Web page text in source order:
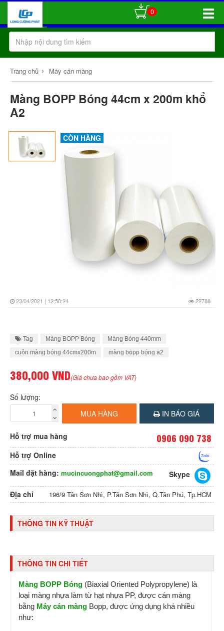
Toggle
0
Trang chủ › Máy cán màng
Màng BOPP Bóng 44cm x 200m khổ
A2
CÒN HÀNG
23/04/2021 | 12:50:24 22788
Tag Màng BOPP Bóng
Màng Bóng 440mm
cuộn màng bóng 44cmx200m
màng bopp bóng a2
380,000 VND(Giá chưa bao gồm VAT)
Số lượng:
MUA HÀNG
IN BÁO GIÁ
Hỗ trợ mua hàng 0906 090 738
Hỗ trợ Online
Mail đặt hàng: mucincuongphat@gmail.com
Skype
Địa chỉ
196/9 Tân Sơn Nhì, P.Tân Sơn Nhì, Q.Tân Phú, Tp.HCM
THÔNG TIN KỸ THUẬT
THÔNG TIN CHI TIẾT
Màng BOPP Bóng (Biaxial Oriented Polypropylene) là
loại màng nhựa làm từ hạt nhựa PP, được cán màng
bằng Máy cán màng Bopp, được ứng dụng khá nhiều
như: